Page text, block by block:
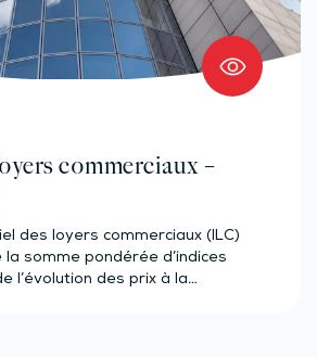
commerciaux –
des loyers commerciaux (ILC)
somme pondérée d’indices
l’évolution des prix à la…